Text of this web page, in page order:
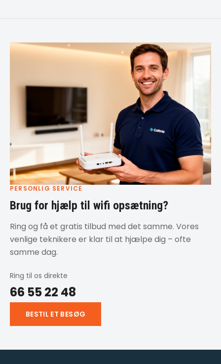
PERSONLIG SERVICE
Brug for hjælp til wifi opsætning?
Ring og få et gratis tilbud med det samme. Vores
venlige teknikere er klar til at hjælpe dig – ofte
samme dag.
Ring til os direkte
66 55 22 48
BESTIL ET BESØG